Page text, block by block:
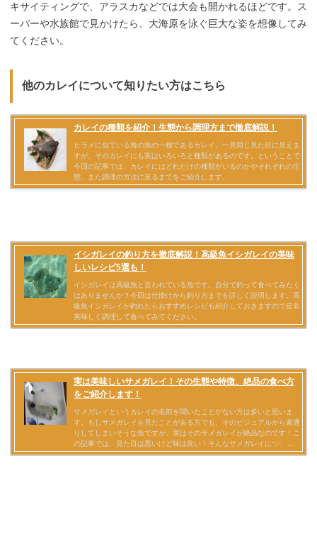
キサイティングで、アラスカなどでは大会も開かれるほどです。ス
ーパーや水族館で見かけたら、大海原を泳ぐ巨大な姿を想像してみ
てください。
他のカレイについて知りたい方はこちら